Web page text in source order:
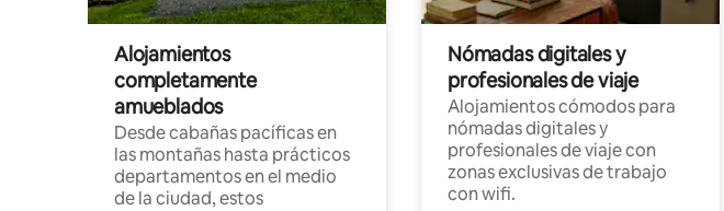
Alojamientos
completamente
amueblados
Desde cabañas pacíficas en
las montañas hasta prácticos
departamentos en el medio
de la ciudad, estos
Nómadas digitales y
profesionales de viaje
Alojamientos cómodos para
nómadas digitales y
profesionales de viaje con
zonas exclusivas de trabajo
con wifi.